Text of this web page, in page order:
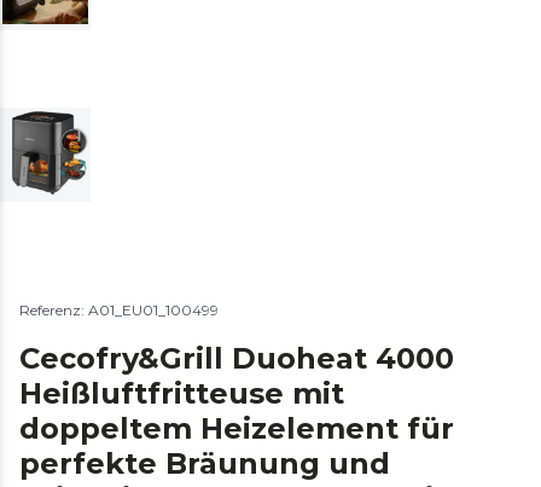
Referenz: A01_EU01_100499
Cecofry&Grill Duoheat 4000
Heißluftfritteuse mit
doppeltem Heizelement für
perfekte Bräunung und